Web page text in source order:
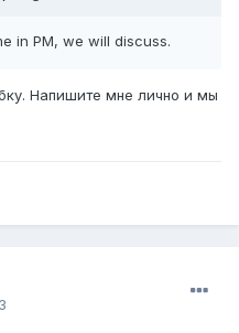
in PM, we will discuss.
Напишите мне лично и мы